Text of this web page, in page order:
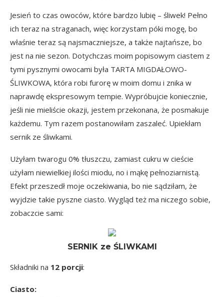
Jesień to czas owoców, które bardzo lubię – śliwek! Pełno
ich teraz na straganach, więc korzystam póki mogę, bo
właśnie teraz są najsmaczniejsze, a także najtańsze, bo
jest na nie sezon. Dotychczas moim popisowym ciastem z
tymi pysznymi owocami była TARTA MIGDAŁOWO-
ŚLIWKOWA, która robi furorę w moim domu i znika w
naprawdę ekspresowym tempie. Wypróbujcie koniecznie,
jeśli nie mieliście okazji, jestem przekonana, że posmakuje
każdemu. Tym razem postanowiłam zaszaleć. Upiekłam
sernik ze śliwkami.
Użyłam twarogu 0% tłuszczu, zamiast cukru w cieście
użyłam niewielkiej ilości miodu, no i mąkę pełnoziarnistą.
Efekt przeszedł moje oczekiwania, bo nie sądziłam, że
wyjdzie takie pyszne ciasto. Wygląd też ma niczego sobie,
zobaczcie sami:
SERNIK ze ŚLIWKAMI
Składniki na 12 porcji:
Ciasto: